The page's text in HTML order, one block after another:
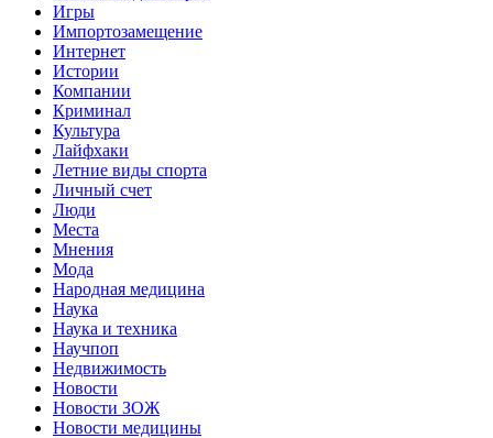
Игры
Импортозамещение
Интернет
Истории
Компании
Криминал
Культура
Лайфхаки
Летние виды спорта
Личный счет
Люди
Места
Мнения
Мода
Народная медицина
Наука
Наука и техника
Научпоп
Недвижимость
Новости
Новости ЗОЖ
Новости медицины